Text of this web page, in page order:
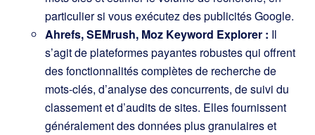
particulier si vous exécutez des publicités Google.
Ahrefs, SEMrush, Moz Keyword Explorer : Il
s’agit de plateformes payantes robustes qui offrent
des fonctionnalités complètes de recherche de
mots-clés, d’analyse des concurrents, de suivi du
classement et d’audits de sites. Elles fournissent
généralement des données plus granulaires et